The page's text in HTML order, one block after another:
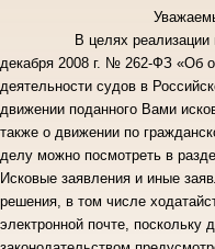
В целях реализации
декабря 2008 г. № 262-ФЗ «Об
деятельности судов в
движении поданного Вами
также о движении по
делу можно посмотреть в
Исковые заявления и иные
решения, в том числе
электронной почте,